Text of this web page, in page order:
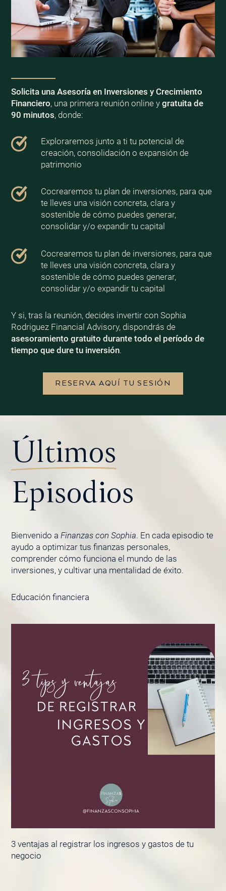
Solicita una Asesoría en Inversiones y Crecimiento
Financiero, una primera reunión online y gratuita de
90 minutos, donde:
Exploraremos junto a ti tu potencial de
creación, consolidación o expansión de
patrimonio
Cocrearemos tu plan de inversiones, para que
te lleves una visión concreta, clara y
sostenible de cómo puedes generar,
consolidar y/o expandir tu capital
Cocrearemos tu plan de inversiones, para que
te lleves una visión concreta, clara y
sostenible de cómo puedes generar,
consolidar y/o expandir tu capital
Y si, tras la reunión, decides invertir con Sophia
Rodriguez Financial Advisory, dispondrás de
asesoramiento gratuito durante todo el período de
tiempo que dure tu inversión.
RESERVA AQUÍ TU SESIÓN
Últimos
Episodios
Bienvenido a Finanzas con Sophia. En cada episodio te
ayudo a optimizar tus finanzas personales,
comprender cómo funciona el mundo de las
inversiones, y cultivar una mentalidad de éxito.
Educación financiera
3 ventajas al registrar los ingresos y gastos de tu
negocio
PÁGINA